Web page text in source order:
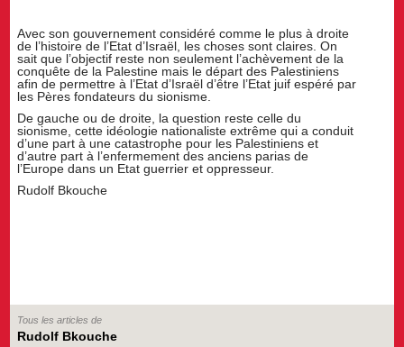
Avec son gouvernement considéré comme le plus à droite
de l’histoire de l’Etat d’Israël, les choses sont claires. On
sait que l’objectif reste non seulement l’achèvement de la
conquête de la Palestine mais le départ des Palestiniens
afin de permettre à l’Etat d’Israël d’être l’Etat juif espéré par
les Pères fondateurs du sionisme.
De gauche ou de droite, la question reste celle du
sionisme, cette idéologie nationaliste extrême qui a conduit
d’une part à une catastrophe pour les Palestiniens et
d’autre part à l’enfermement des anciens parias de
l’Europe dans un Etat guerrier et oppresseur.
Rudolf Bkouche
Tous les articles de
Rudolf Bkouche